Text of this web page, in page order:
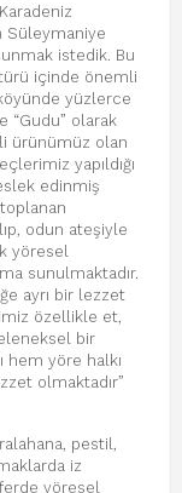
Süleymaniye
istedik. Bu
içinde önemli
yüzlerce
“Gudu” olarak
ürünümüz olan
yapıldığı
edinmiş
toplanan
odun ateşiyle
yöresel
sunulmaktadır.
ayrı bir lezzet
özellikle et,
bir
hem yöre halkı
olmaktadır”
pestil,
iz
yöresel